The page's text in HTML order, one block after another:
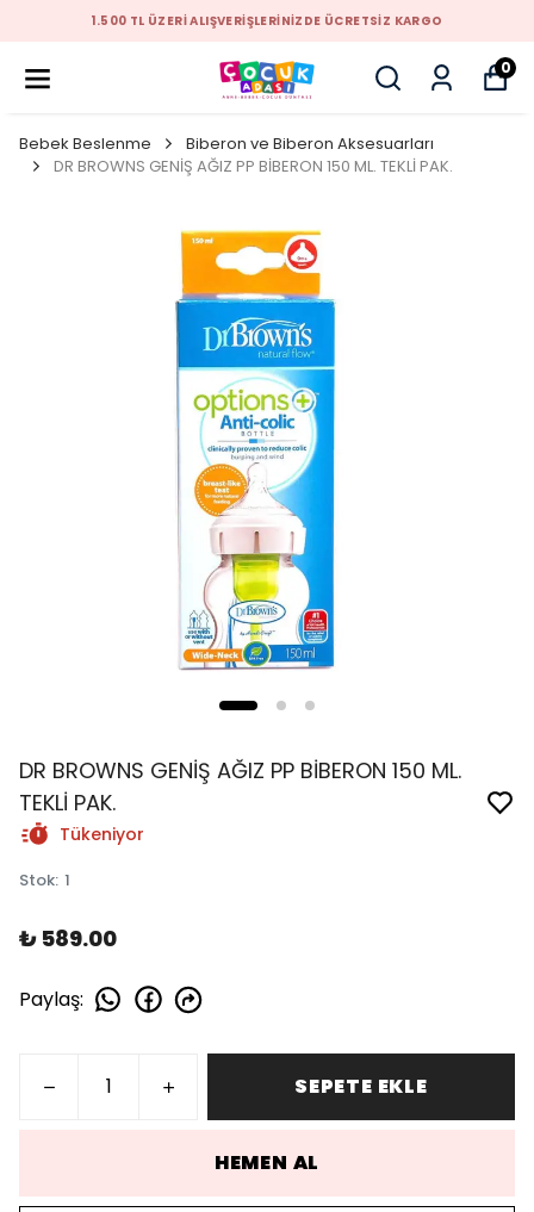
1.500 TL ÜZERİ ALIŞVERİŞLERİNİZDE ÜCRETSİZ KARGO
0
Bebek Beslenme
Biberon ve Biberon Aksesuarları
DR BROWNS GENİŞ AĞIZ PP BİBERON 150 ML. TEKLİ PAK.
DR BROWNS GENİŞ AĞIZ PP BİBERON 150 ML.
TEKLİ PAK.
Tükeniyor
Stok: 1
₺ 589.00
Paylaş:
SEPETE EKLE
HEMEN AL